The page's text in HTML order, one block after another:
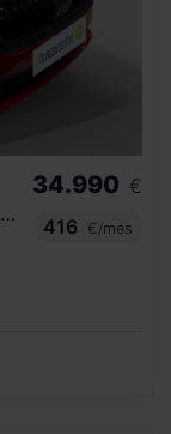
COMBI 1.5 TSI 110KW DSG M HEV SPORTLINE
34.990 €
416
€/mes